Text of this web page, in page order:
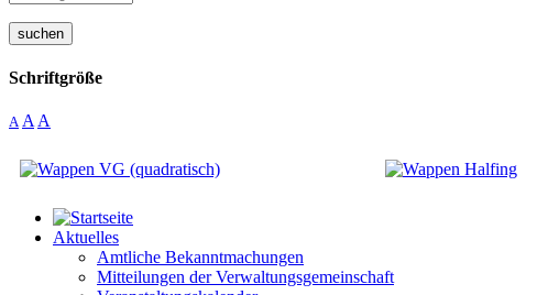
suchen
Schriftgröße
A A A
Aktuelles
Amtliche Bekanntmachungen
Mitteilungen der Verwaltungsgemeinschaft